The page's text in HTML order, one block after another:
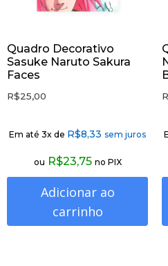
Quadro Decorativo
Sasuke Naruto Sakura
Faces
R$25,00
Em até 3x de R$8,33 sem juros
ou R$23,75 no PIX
Adicionar ao
carrinho